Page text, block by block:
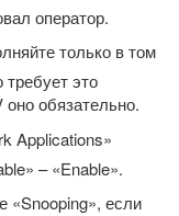
оператор.
только в том
это
обязательно.
Applications»
– «Enable».
«Snooping», если